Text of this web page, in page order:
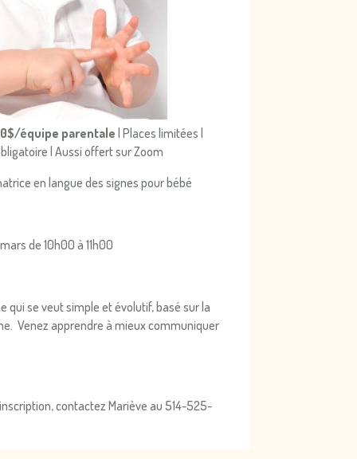
équipe parentale| Places limitées |
| Aussi offert sur Zoom
en langue des signes pour bébé
de 10h00 à 11h00
qui se veut simple et évolutif, basé sur la
Venez apprendre à mieux communiquer
contactez Mariève au 514-525-